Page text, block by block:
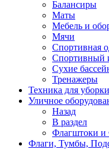
Балансиры
Маты
Мебель и
Мячи
Спортивная
Спортивный
Сухие
Тренажеры
Техника для
Уличное
Назад
В раздел
Флагштоки и
Флаги, Тумбы,